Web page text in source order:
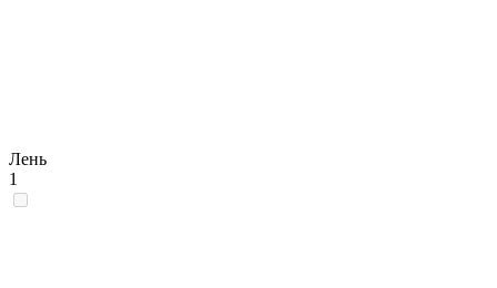
Лень
1